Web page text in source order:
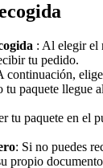
: Al elegir el
tu pedido.
continuación,
tu paquete llegue
tu paquete en el
: Si no puedes
propio